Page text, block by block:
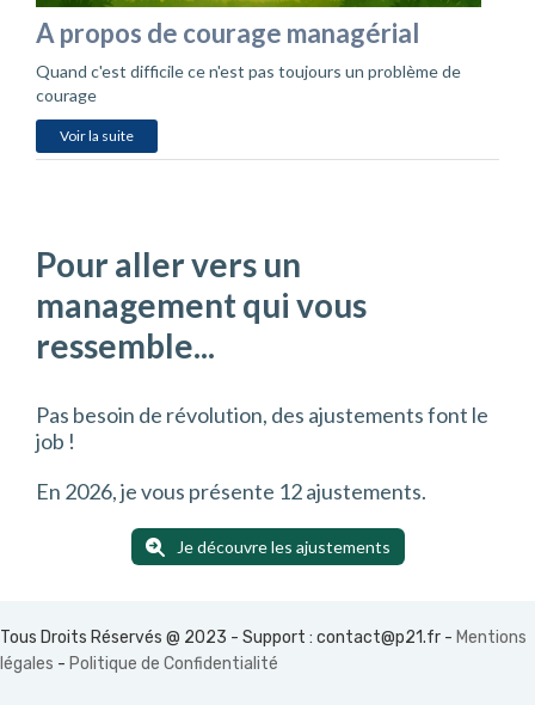
A propos de courage managérial
Quand c'est difficile ce n'est pas toujours un problème de
courage
Voir la suite
Pour aller vers un
management qui vous
ressemble...
Pas besoin de révolution, des ajustements font le
job !
En 2026, je vous présente 12 ajustements.
Je découvre les ajustements
Tous Droits Réservés @ 2023 - Support : contact@p21.fr - Mentions
légales - Politique de Confidentialité